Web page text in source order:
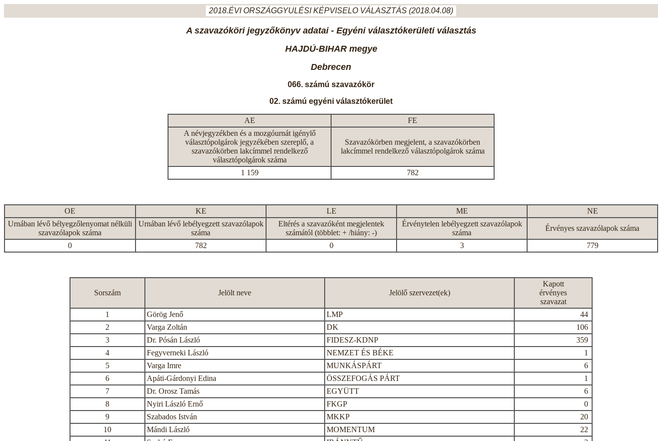
2018.ÉVI ORSZÁGGYULÉSI KÉPVISELO VÁLASZTÁS (2018.04.08)
A szavazóköri jegyzőkönyv adatai - Egyéni választókerületi választás
HAJDÚ-BIHAR megye
Debrecen
066. számú szavazókör
02. számú egyéni választókerület
AE
FE
A névjegyzékben és a mozgóurnát igénylő
választópolgárok jegyzékében szereplő, a
szavazókörben lakcímmel rendelkező
választópolgárok száma
Szavazókörben megjelent, a szavazókörben
lakcímmel rendelkező választópolgárok száma
1 159 782
OE KE LE ME
NE
Urnában lévő bélyegzőlenyomat nélküli
szavazólapok száma
Urnában lévő lebélyegzett szavazólapok
száma
Eltérés a szavazóként megjelentek
számától (többlet: + /hiány: -)
Érvénytelen lebélyegzett szavazólapok
száma
Érvényes szavazólapok száma
0 782 0 3 779
Sorszám Jelölt neve Jelölő szervezet(ek)
Kapott
érvényes
szavazat
1
Görög Jenő LMP
44
2
Varga Zoltán DK
106
3
Dr. Pósán László FIDESZ-KDNP
359
4
Fegyverneki László NEMZET ÉS BÉKE
1
5
Varga Imre MUNKÁSPÁRT
6
6
Apáti-Gárdonyi Edina ÖSSZEFOGÁS PÁRT
1
7
Dr. Orosz Tamás EGYÜTT
6
8
Nyiri László Ernő FKGP
0
9
Szabados István MKKP
20
10
Mándi László MOMENTUM
22